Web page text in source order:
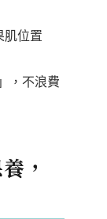
肌位置
，不浪費
，